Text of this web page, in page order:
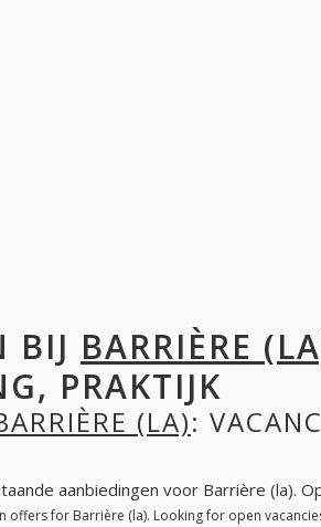
BIJ BARRIÈRE
PRAKTIJK
(LA):
aanbiedingen voor Barrière (la).
offers for Barrière (la). Looking for open